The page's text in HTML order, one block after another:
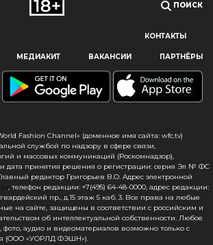
файлы cookie и похожие технологии,
персонализированную
предпочтения в области
свое согласие на использование
с настоящим уведомлением
типа файлов. Если вы не согласны
данный тип файлов,
образом установить
браузера или не использовать сайт wfc.tv
ПОИСК
КОНТАКТЫ
МЕДИАКИТ ВАКАНСИИ ПАРТНЁРЫ
Fashion Channel» (доменное имя сайта: wfc.tv)
службой по надзору в сфере связи,
и массовых коммуникаций (Роскомнадзор),
дата принятия решения о регистрации: серия Эл № ФС
редактор Григорьев В.О. Адрес электронной
, телефон редакции: +7(495) 64-48-0000, адрес редакции:
пр., д.15 этаж 5 каб. 3. Все права на любые
на сайте, защищены в соответствии с российским и
об интеллектуальной собственности. Любое
фото, аудио и видеоматериалов возможно только с
(ООО «УОРЛД ФЭШН»).